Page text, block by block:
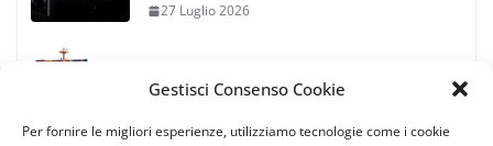
Gestisci Consenso Cookie
Per fornire le migliori esperienze, utilizziamo tecnologie come i cookie
27 Luglio 2026
27 Luglio 2026